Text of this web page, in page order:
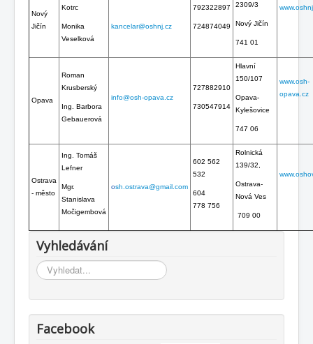
Nový
Jičín
Kotrc
Monika
Veselková
kancelar@oshnj.cz
792322897
724874049
2309/3
Nový Jičín
741 01
Opava
Roman
Krusberský
Ing. Barbora
Gebauerová
info@osh-opava.cz
727882910
730547914
Hlavní
150/107
Opava-
Kylešovice
747 06
www.osh-
opava.cz
Ostrava
- město
Ing. Tomáš
Lefner
Mgr.
Stanislava
Močigembová
osh.ostrava@gmail.com
602 562
532
604
778 756
Rolnická
139/32,
Ostrava-
Nová Ves
709 00
Vyhledávání
Vyhledávání...
Facebook